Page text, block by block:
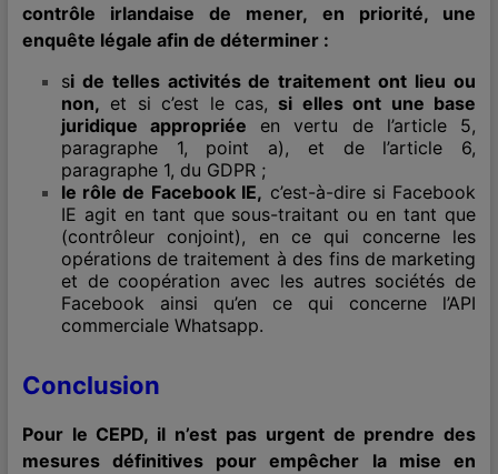
contrôle irlandaise de mener, en priorité, une
enquête légale afin de déterminer :
si de telles activités de traitement ont lieu ou
non, et si c’est le cas, si elles ont une base
juridique appropriée en vertu de l’article 5,
paragraphe 1, point a), et de l’article 6,
paragraphe 1, du GDPR ;
le rôle de Facebook IE, c’est-à-dire si Facebook
IE agit en tant que sous-traitant ou en tant que
(contrôleur conjoint), en ce qui concerne les
opérations de traitement à des fins de marketing
et de coopération avec les autres sociétés de
Facebook ainsi qu’en ce qui concerne l’API
commerciale Whatsapp.
Conclusion
Pour le CEPD, il n’est pas urgent de prendre des
mesures définitives pour empêcher la mise en